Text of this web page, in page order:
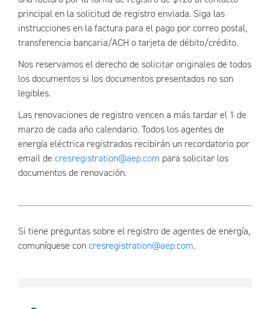
principal en la solicitud de registro enviada. Siga las
instrucciones en la factura para el pago por correo postal,
transferencia bancaria/ACH o tarjeta de débito/crédito.
Nos reservamos el derecho de solicitar originales de todos
los documentos si los documentos presentados no son
legibles.
Las renovaciones de registro vencen a más tardar el 1 de
marzo de cada año calendario. Todos los agentes de
energía eléctrica registrados recibirán un recordatorio por
email de cresregistration@aep.com para solicitar los
documentos de renovación.
Si tiene preguntas sobre el registro de agentes de energía,
comuníquese concresregistration@aep.com.